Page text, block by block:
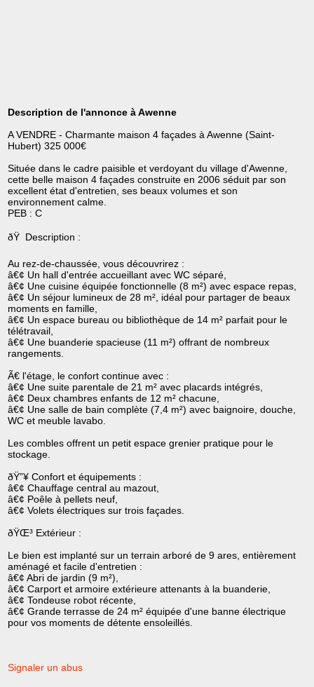
Description de l'annonce à Awenne
A VENDRE - Charmante maison 4 façades à Awenne (Saint-
Hubert) 325 000€
Située dans le cadre paisible et verdoyant du village d'Awenne,
cette belle maison 4 façades construite en 2006 séduit par son
excellent état d'entretien, ses beaux volumes et son
environnement calme.
PEB : C
ðŸ Description :
Au rez-de-chaussée, vous découvrirez :
â€¢ Un hall d'entrée accueillant avec WC séparé,
â€¢ Une cuisine équipée fonctionnelle (8 m²) avec espace repas,
â€¢ Un séjour lumineux de 28 m², idéal pour partager de beaux
moments en famille,
â€¢ Un espace bureau ou bibliothèque de 14 m² parfait pour le
télétravail,
â€¢ Une buanderie spacieuse (11 m²) offrant de nombreux
rangements.
Ã€ l'étage, le confort continue avec :
â€¢ Une suite parentale de 21 m² avec placards intégrés,
â€¢ Deux chambres enfants de 12 m² chacune,
â€¢ Une salle de bain complète (7,4 m²) avec baignoire, douche,
WC et meuble lavabo.
Les combles offrent un petit espace grenier pratique pour le
stockage.
ðŸ”¥ Confort et équipements :
â€¢ Chauffage central au mazout,
â€¢ Poêle à pellets neuf,
â€¢ Volets électriques sur trois façades.
ðŸŒ³ Extérieur :
Le bien est implanté sur un terrain arboré de 9 ares, entièrement
aménagé et facile d'entretien :
â€¢ Abri de jardin (9 m²),
â€¢ Carport et armoire extérieure attenants à la buanderie,
â€¢ Tondeuse robot récente,
â€¢ Grande terrasse de 24 m² équipée d'une banne électrique
pour vos moments de détente ensoleillés.
Signaler un abus